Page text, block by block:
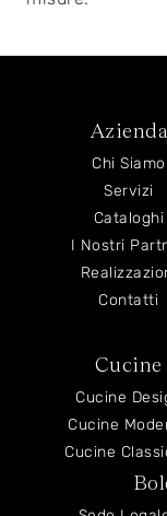
Azienda
Chi Siamo
Servizi
Cataloghi
I Nostri
Contatti
Cucine
Cucine
Cucine
Cucine